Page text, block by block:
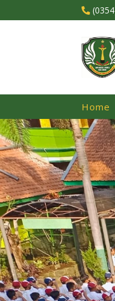

Home